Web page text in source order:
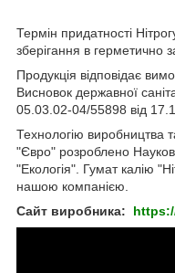
Термін придатності
зберігання в герметично
Продукція відповідає
Висновок державної
05.03.02-04/55898 від
Технологію виробництва
"Євро" розроблено
"Екологія". Гумат калію
нашою компанією.
Сайт виробника: